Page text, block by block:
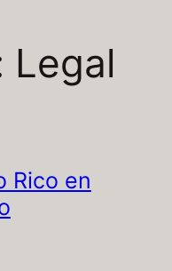
Legal
Rico en